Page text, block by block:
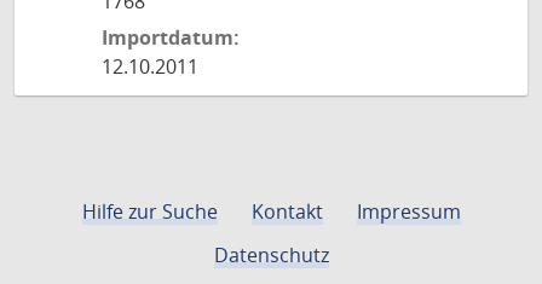
Importdatum:
12.10.2011
Hilfe zur Suche Kontakt
Impressum
Datenschutz